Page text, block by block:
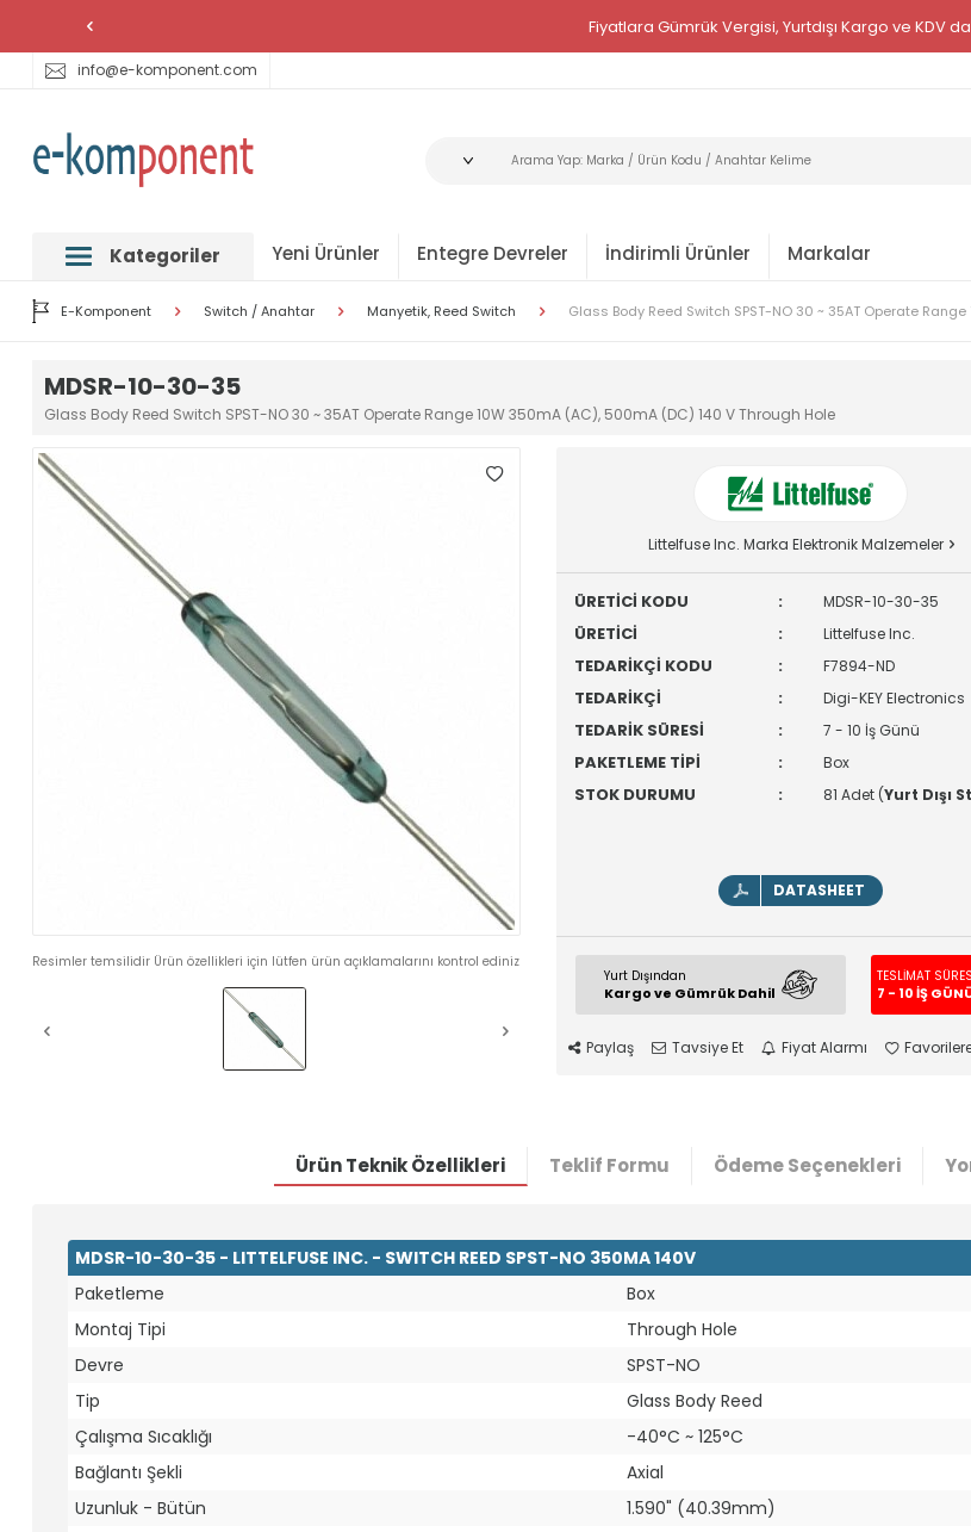
Fiyatlara Gümrük Vergisi, Yurtdışı Kargo ve KDV
info@e-komponent.com
Kategoriler Yeni Ürünler Entegre Devreler İndirimli Ürünler Markalar
E-Komponent Switch / Anahtar Manyetik, Reed Switch Glass Body Reed Switch SPST-NO 30 ~ 35AT Operate
MDSR-10-30-35
Glass Body Reed Switch SPST-NO 30 ~ 35AT Operate Range 10W 350mA (AC), 500mA (DC) 140 V Through Hole
Resimler temsilidir Ürün özellikleri için lütfen ürün açıklamalarını kontrol ediniz
Littelfuse Inc. Marka Elektronik Malzemeler
ÜRETİCİ KODU : MDSR-10-30-35
ÜRETİCİ : Littelfuse Inc.
TEDARİKÇİ KODU : F7894-ND
TEDARİKÇİ : Digi-KEY Electronics
TEDARİK SÜRESİ : 7 - 10 İş Günü
PAKETLEME TİPİ : Box
STOK DURUMU : 81 Adet (Yurt Dışı
DATASHEET
Yurt Dışından
Kargo ve Gümrük Dahil
TESLİMAT
7 - 10 İŞ
Paylaş Tavsiye Et Fiyat Alarmı
Ürün Teknik Özellikleri Teklif Formu Ödeme Seçenekleri
MDSR-10-30-35 - LITTELFUSE INC. - SWITCH REED SPST-NO 350MA 140V
Paketleme
Box
Montaj Tipi
Through Hole
Devre
SPST-NO
Tip
Glass Body Reed
Çalışma Sıcaklığı
-40°C ~ 125°C
Bağlantı Şekli
Axial
Uzunluk - Bütün
1.590" (40.39mm)